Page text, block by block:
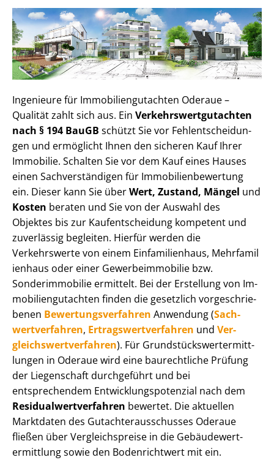
Ingenieure für Im­mo­bi­li­en­gut­ach­ten Oderaue –
Qualität zahlt sich aus. Ein Ver­kehrs­wert­gut­ach­ten
nach § 194 BauGB schützt Sie vor Fehl­ent­schei­dun­
gen und ermöglicht Ihnen den sicheren Kauf Ihrer
Immobilie. Schalten Sie vor dem Kauf eines Hauses
einen Sach­ver­stän­di­gen für Im­mo­bi­li­en­be­wer­tung
ein. Dieser kann Sie überWert, Zustand, Mängel und
Kosten beraten und Sie von der Auswahl des
Objektes bis zur Kauf­ent­schei­dung kompetent und
zuverlässig begleiten. Hierfür werden die
Verkehrswerte von einem Einfamilienhaus, Mehr­fa­mi­l
i­en­haus oder einer Ge­wer­be­im­mo­bi­lie bzw.
Sonderimmobilie ermittelt. Bei der Erstellung von Im­
mo­bi­li­en­gut­ach­ten finden die gesetzlich vor­ge­schrie­
be­nen Be­wer­tungs­ver­fah­ren Anwendung (Sach­
wert­ver­fah­ren, Er­trags­wert­ver­fah­ren und Ver­
gleichs­wert­ver­fah­ren). Für Grund­stücks­wert­ermitt­
lun­gen in Oderaue wird eine baurechtliche Prüfung
der Liegenschaft durchgeführt und bei
entsprechendem Ent­wick­lungs­po­ten­zi­al nach dem
Re­si­du­al­wert­ver­fah­ren bewertet. Die aktuellen
Marktdaten des Gut­ach­ter­aus­schus­ses Oderaue
fließen über Ver­gleichs­prei­se in die Ge­bäu­de­wert­
ermitt­lung sowie den Bodenrichtwert mit ein.